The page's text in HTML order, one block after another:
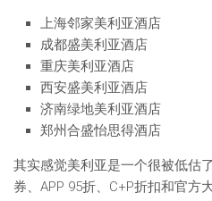
上海邻家美利亚酒店
成都盛美利亚酒店
重庆美利亚酒店
西安盛美利亚酒店
济南绿地美利亚酒店
郑州合盛怡思得酒店
其实感觉美利亚是一个很被低估
券、APP 95折、C+P折扣和官方